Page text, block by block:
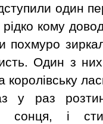
один
кому
похмуро
Один з
у раз
сонця, і